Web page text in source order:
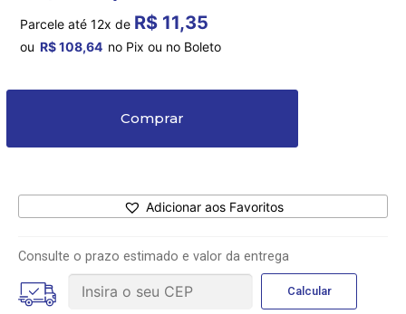
Parcele até 12x de R$ 11,35
ou R$108,64 no Pix ou no Boleto
Comprar
Adicionar aos Favoritos
Consulte o prazo estimado e valor da entrega